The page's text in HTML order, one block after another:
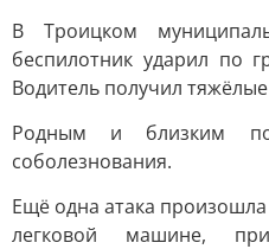
В Троицком
беспилотник ударил по
Водитель получил
Родным и близким
соболезнования.
Ещё одна атака
легковой машине,